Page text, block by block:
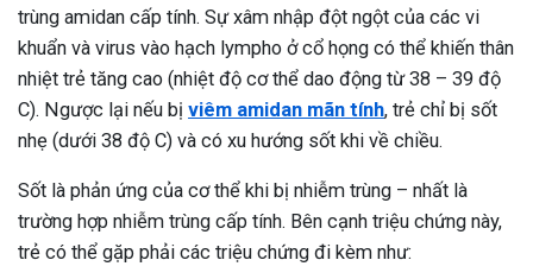
trùng amidan cấp tính. Sự xâm nhập đột ngột của các vi
khuẩn và virus vào hạch lympho ở cổ họng có thể khiến thân
nhiệt trẻ tăng cao (nhiệt độ cơ thể dao động từ 38 – 39 độ
C). Ngược lại nếu bị viêm amidan mãn tính, trẻ chỉ bị sốt
nhẹ (dưới 38 độ C) và có xu hướng sốt khi về chiều.
Sốt là phản ứng của cơ thể khi bị nhiễm trùng – nhất là
trường hợp nhiễm trùng cấp tính. Bên cạnh triệu chứng này,
trẻ có thể gặp phải các triệu chứng đi kèm như: